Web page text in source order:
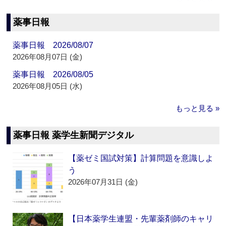
薬事日報
薬事日報 2026/08/07
2026年08月07日 (金)
薬事日報 2026/08/05
2026年08月05日 (水)
もっと見る »
薬事日報 薬学生新聞デジタル
【薬ゼミ国試対策】計算問題を意識しよ
う
2026年07月31日 (金)
【日本薬学生連盟・先輩薬剤師のキャリ